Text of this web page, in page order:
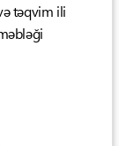
təqvim ili